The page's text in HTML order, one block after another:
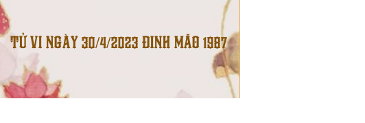
TỬ VI NGÀY 30/4/2023 ĐINH MÃO 1987